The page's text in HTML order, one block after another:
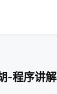
-程序讲解